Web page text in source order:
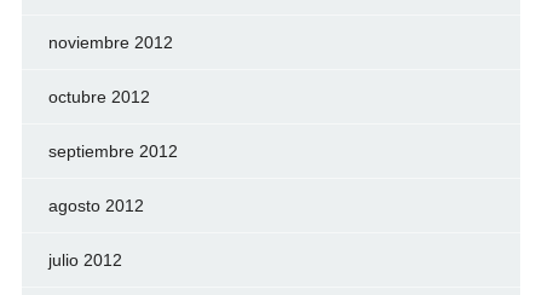
noviembre 2012
octubre 2012
septiembre 2012
agosto 2012
julio 2012